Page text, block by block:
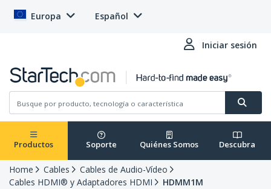
Europa Español
Iniciar sesión
Productos Soporte Quiénes Somos Descubra
Home Cables
Cables de Audio-Vídeo
Cables HDMI® y Adaptadores HDMI
HDMM1M